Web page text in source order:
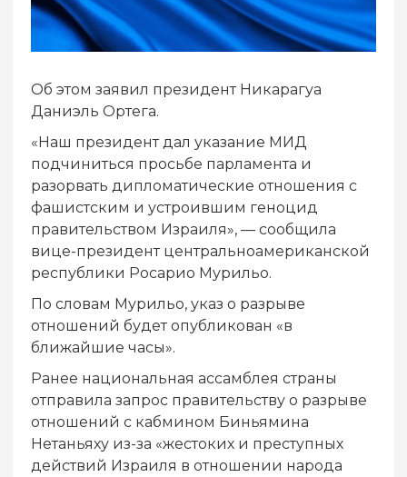
Об этом заявил президент Никарагуа
Даниэль Ортега.
«Наш президент дал указание МИД
подчиниться просьбе парламента и
разорвать дипломатические отношения с
фашистским и устроившим геноцид
правительством Израиля», — сообщила
вице-президент центральноамериканской
республики Росарио Мурильо.
По словам Мурильо, указ о разрыве
отношений будет опубликован «в
ближайшие часы».
Ранее национальная ассамблея страны
отправила запрос правительству о разрыве
отношений с кабмином Биньямина
Нетаньяху из-за «жестоких и преступных
действий Израиля в отношении народа